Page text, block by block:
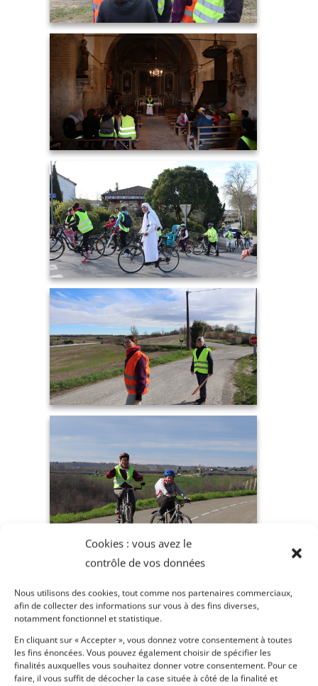
Cookies : vous avez le
contrôle de vos données
Nous utilisons des cookies, tout comme nos partenaires commerciaux,
afin de collecter des informations sur vous à des fins diverses,
notamment fonctionnel et statistique.
En cliquant sur « Accepter », vous donnez votre consentement à toutes
les fins énoncées. Vous pouvez également choisir de spécifier les
finalités auxquelles vous souhaitez donner votre consentement. Pour ce
faire, il vous suffit de décocher la case située à côté de la finalité et